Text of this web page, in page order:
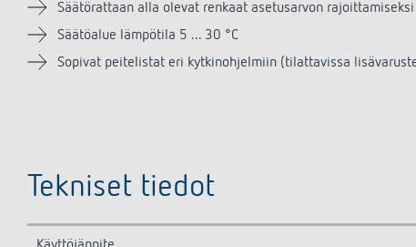
Säätörattaan alla olevat renkaat asetusarvon rajoittamiseksi
Säätöalue lämpötila 5 ... 30 °C
Sopivat peitelistat eri kytkinohjelmiin (tilattavissa
Tekniset tiedot